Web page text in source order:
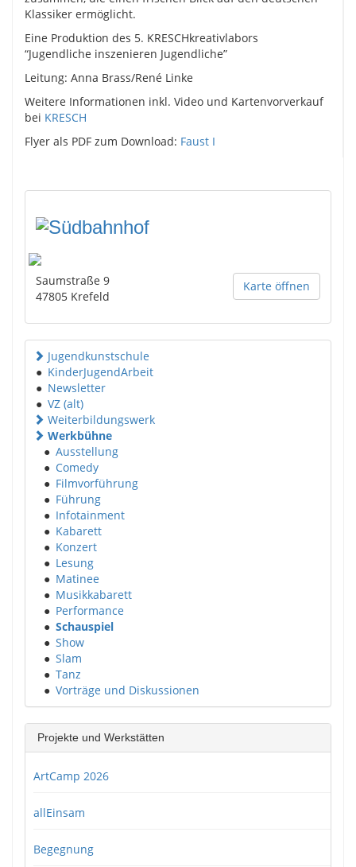
Klassiker ermöglicht.
Eine Produktion des 5. KRESCHkreativlabors
“Jugendliche inszenieren Jugendliche”
Leitung: Anna Brass/René Linke
Weitere Informationen inkl. Video und Kartenvorverkauf
bei KRESCH
Flyer als PDF zum Download: Faust I
Karte öffnen
Saumstraße 9
47805 Krefeld
Jugendkunstschule
● KinderJugendArbeit
● Newsletter
● VZ (alt)
Weiterbildungswerk
Werkbühne
● Ausstellung
● Comedy
● Filmvorführung
● Führung
● Infotainment
● Kabarett
● Konzert
● Lesung
● Matinee
● Musikkabarett
● Performance
● Schauspiel
● Show
● Slam
● Tanz
● Vorträge und Diskussionen
Projekte und Werkstätten
ArtCamp 2026
allEinsam
Begegnung